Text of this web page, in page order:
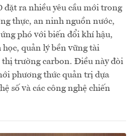
đặt ra nhiều yêu cầu mới trong
thực, an ninh nguồn nước,
phó với biến đổi khí hậu,
học, quản lý bền vững tài
thị trường carbon. Điều này đòi
phương thức quản trị dựa
số và các công nghệ chiến